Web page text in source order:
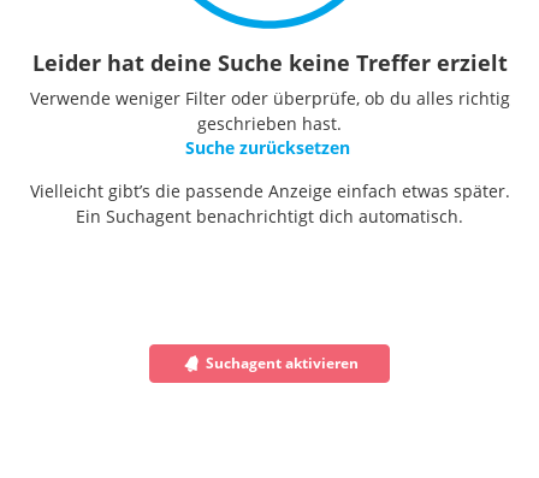
Leider hat deine Suche keine Treffer erzielt
Verwende weniger Filter oder überprüfe, ob du alles richtig
geschrieben hast.
Suche zurücksetzen
Vielleicht gibt’s die passende Anzeige einfach etwas später.
Ein Suchagent benachrichtigt dich automatisch.
Suchagent aktivieren